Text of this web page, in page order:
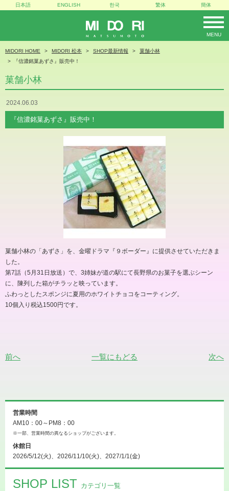
MIDORI
MENU
日本語 ENGLISH 한국 繁体 簡体
MIDORI HOME MIDORI 松本 SHOP最新情報
菓舗小林
『信濃銘菓あずさ』販売中！
菓舗小林
2024.06.03
『信濃銘菓あずさ』販売中！
菓舗小林の「あずさ」を、金曜ドラマ『９ボーダー』に提供させていただきま
した。
第7話（5月31日放送）で、3姉妹が道の駅にて長野県のお菓子を選ぶシーン
に、陳列した箱がチラッと映っています。
ふわっとしたスポンジに夏用のホワイトチョコをコーティング。
10個入り税込1500円です。
前へ 一覧にもどる 次へ
営業時間
AM10：00～PM8：00
※一部、営業時間の異なるショップがございます。
休館日
2026/5/12(火)、2026/11/10(火)、2027/1/1(金)
SHOP LIST カテゴリ一覧